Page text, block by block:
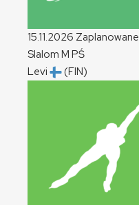
15.11.2026 Zaplanowane
Slalom M PŚ
Levi
(FIN)